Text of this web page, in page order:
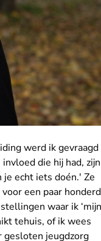
werd ik gevraagd
die hij had, zijn
echt iets doén.' Ze
een paar honderd
waar ik
tehuis, of ik wees
gesloten jeugdzorg